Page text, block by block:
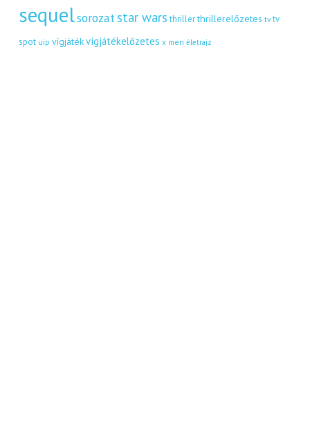
sequelsorozatstar wars thriller thrillerelőzetes tv tv
spot uip vígjátékvígjátékelőzetes x men életrajz